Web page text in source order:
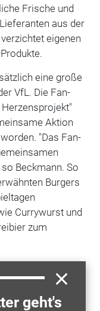
geht's
Frische und
aus der
eigenen
eine große
VfL. Die Fan-
Aktion
"Das Fan-
Beckmann. So
Burgers
Currywurst und
zum
Spieler
"Q1 hat mit